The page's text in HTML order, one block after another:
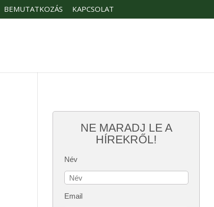
BEMUTATKOZÁS KAPCSOLAT
NE MARADJ LE A
HÍREKRŐL!
Név
Email